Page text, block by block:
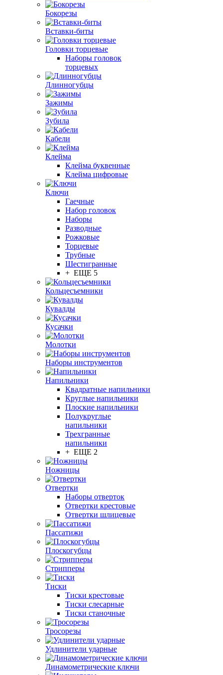
Бокорезы
Вставки-биты
Головки торцевые
Наборы головок
торцевых
Длинногубцы
Зажимы
Зубила
Кабели
Клейма
Клейма буквенные
Клейма цифровые
Ключи
Гаечные
Набор головок
Наборы
Разводные
Рожковые
Торцевые
Трубные
Шестигранные
+ ЕЩЕ 5
Кольцесъемники
Кувалды
Кусачки
Молотки
Наборы инструментов
Напильники
Квадратные напильники
Круглые напильники
Плоские напильники
Полукруглые
напильники
Трехгранные
напильники
+ ЕЩЕ 2
Ножницы
Отвертки
Наборы отверток
Отвертки крестовые
Отвертки шлицевые
Пассатижи
Плоскогубцы
Стрипперы
Тиски
Тиски крестовые
Тиски слесарные
Тиски станочные
Тросорезы
Удлинители ударные
Динамометрические ключи